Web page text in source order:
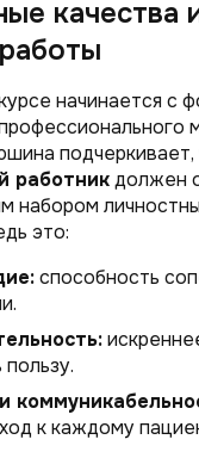
качества
начинается с
работникдолжен
набором
это:
способность
к каждому